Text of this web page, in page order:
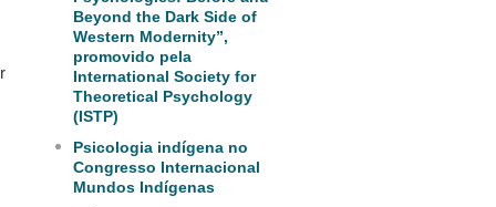
Beyond the Dark Side of
Western Modernity”,
promovido pela
International Society for
Theoretical Psychology
(ISTP)
Psicologia indígena no
Congresso Internacional
Mundos Indígenas